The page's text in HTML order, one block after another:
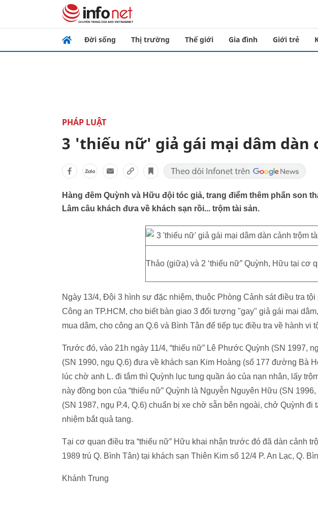
Đời sống Thị trường Thế giới Gia đình Giới trẻ
PHÁP LUẬT
3 'thiếu nữ' giả gái mại dâm dàn
Hàng đêm Quỳnh và Hữu đội tóc giả, trang điểm thêm phấn son
Lâm câu khách đưa về khách sạn rồi... trộm tài sản.
Thảo (giữa) và 2 ‘thiếu nữ” Quỳnh, Hữu tại cơ
Ngày 13/4, Đội 3 hình sự đặc nhiệm, thuộc Phòng Cảnh sát điều tra
Công an TP.HCM, cho biết bàn giao 3 đối tượng "gay" giả gái mại
mua dâm, cho công an Q.6 và Bình Tân để tiếp tục điều tra về hành vi
Trước đó, vào 21h ngày 11/4, “thiếu nữ” Lê Phước Quỳnh (SN 1997,
(SN 1990, ngụ Q.6) đưa về khách sạn Kim Hoàng (số 177 đường Bà
lúc chờ anh L. đi tắm thì Quỳnh lục tung quần áo của nạn nhân, lấy
này đồng bọn của “thiếu nữ” Quỳnh là Nguyễn Nguyên Hữu (SN
(SN 1987, ngụ P.4, Q.6) chuẩn bị xe chờ sẵn bên ngoài, chở Quỳnh đi
nhiệm bắt quả tang.
Tại cơ quan điều tra “thiếu nữ” Hữu khai nhận trước đó đã dàn cảnh
1989 trú Q. Bình Tân) tại khách sạn Thiên Kim số 12/4 P. An Lạc, Q.
Khánh Trung